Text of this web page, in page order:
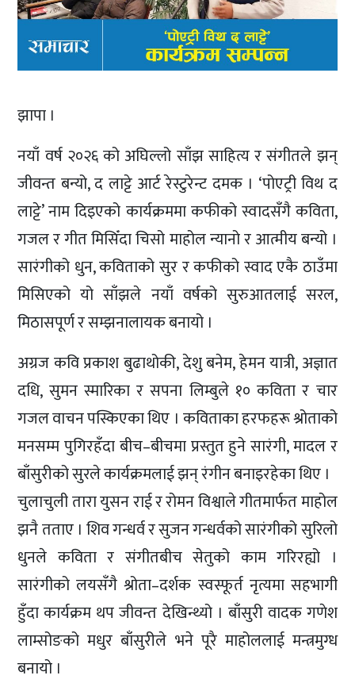
झापा ।
नयाँ वर्ष २०२६ को अघिल्लो साँझ साहित्य र संगीतले झन्
जीवन्त बन्यो, द लाट्टे आर्ट रेस्टुरेन्ट दमक । ‘पोएट्री विथ द
लाट्टे’ नाम दिइएको कार्यक्रममा कफीको स्वादसँगै कविता,
गजल र गीत मिसिँदा चिसो माहोल न्यानो र आत्मीय बन्यो ।
सारंगीको धुन, कविताको सुर र कफीको स्वाद एकै ठाउँमा
मिसिएको यो साँझले नयाँ वर्षको सुरुआतलाई सरल,
मिठासपूर्ण र सम्झनालायक बनायो ।
अग्रज कवि प्रकाश बुढाथोकी, देशु बनेम, हेमन यात्री, अज्ञात
दधि, सुमन स्मारिका र सपना लिम्बुले १० कविता र चार
गजल वाचन पस्किएका थिए । कविताका हरफहरू श्रोताको
मनसम्म पुगिरहँदा बीच–बीचमा प्रस्तुत हुने सारंगी, मादल र
बाँसुरीको सुरले कार्यक्रमलाई झन् रंगीन बनाइरहेका थिए ।
चुलाचुली तारा युसन राई र रोमन विश्वाले गीतमार्फत माहोल
झनै तताए । शिव गन्धर्व र सुजन गन्धर्वको सारंगीको सुरिलो
धुनले कविता र संगीतबीच सेतुको काम गरिरह्यो ।
सारंगीको लयसँगै श्रोता–दर्शक स्वस्फूर्त नृत्यमा सहभागी
हुँदा कार्यक्रम थप जीवन्त देखिन्थ्यो । बाँसुरी वादक गणेश
लाम्सोङको मधुर बाँसुरीले भने पूरै माहोललाई मन्त्रमुग्ध
बनायो ।